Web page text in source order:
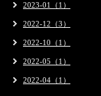
2023-01（1）
2022-12（3）
2022-10（1）
2022-05（1）
2022-04（1）